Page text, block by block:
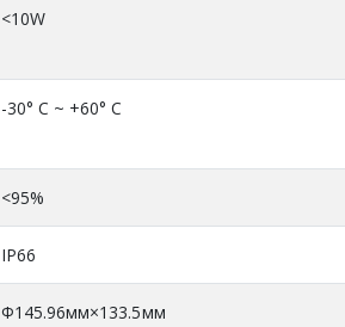
<10W
-30° C ~ +60° C
<95%
IP66
Φ145.96мм×133.5мм